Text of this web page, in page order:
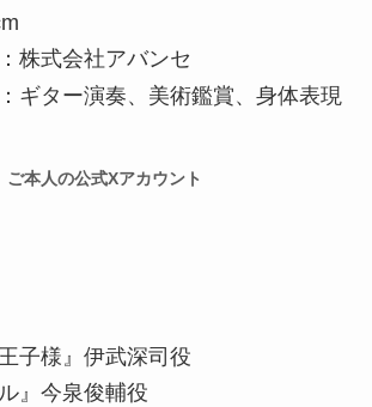
株式会社アバンセ
ギター演奏、美術鑑賞、身体表現
ご本人の公式Xアカウント
子様』伊武深司役
』今泉俊輔役